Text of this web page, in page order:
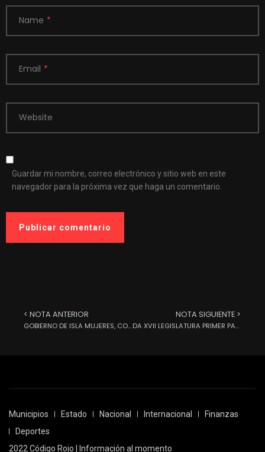
Name *
Email *
Website
Guardar mi nombre, correo electrónico y sitio web en este
navegador para la próxima vez que haga un comentario.
< NOTA ANTERIOR
GOBIERNO DE ISLA MUJERES, COMPROMETIDO CON EL BIENESTAR DE LOS ANIMALES
NOTA SIGUIENTE >
DA XVII LEGISLATURA PRIMER PASO PARA DIGNIFICAR LABOR DE LOS BOMBEROS
Municipios Estado Nacional Internacional
Finanzas
Deportes
2022 Código Rojo | Información al momento